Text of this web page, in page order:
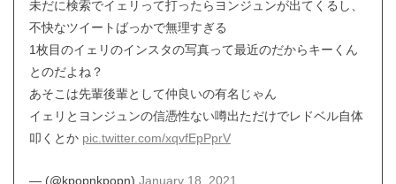
未だに検索でイェリって打ったらヨンジュンが出てくるし、
不快なツイートばっかで無理すぎる
1枚目のイェリのインスタの写真って最近のだからキーくん
とのだよね？
あそこは先輩後輩として仲良いの有名じゃん
イェリとヨンジュンの信憑性ない噂出ただけでレドベル自体
叩くとか pic.twitter.com/xqvfEpPprV
— (@kpopnkpopn) January 18, 2021